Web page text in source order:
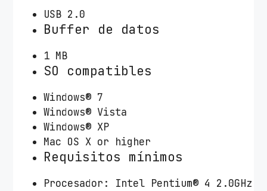
USB 2.0
Buffer de datos
1 MB
SO compatibles
Windows® 7
Windows® Vista
Windows® XP
Mac OS X or higher
Requisitos mínimos
Procesador: Intel Pentium® 4 2.0GHz